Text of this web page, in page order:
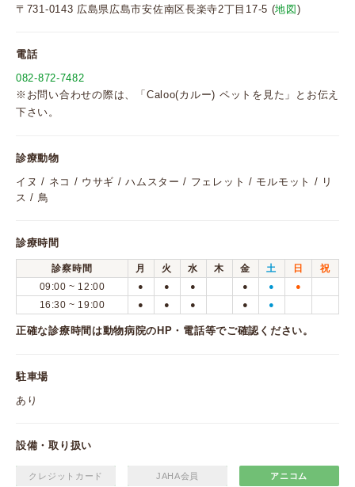
〒731-0143 広島県広島市安佐南区長楽寺2丁目17-5 (地図 )
電話
082-872-7482
※お問い合わせの際は、「Caloo(カルー) ペットを見た」とお伝え
下さい。
診療動物
イヌ / ネコ / ウサギ / ハムスター / フェレット / モルモット / リ
ス / 鳥
診療時間
診察時間 月 火 水 木 金 土 日
祝
09:00 ~ 12:00
● ● ● ● ● ●
16:30 ~ 19:00 ● ● ● ● ●
正確な診療時間は動物病院のHP・電話等でご確認ください。
駐車場
あり
設備・取り扱い
クレジットカード JAHA会員 アニコム